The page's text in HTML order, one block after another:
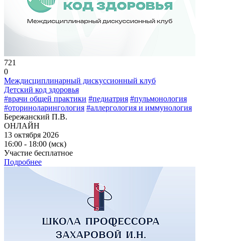
721
0
Междисциплинарный дискуссионный клуб
Детский код здоровья
#врачи общей практики #педиатрия #пульмонология
#оториноларингология #аллергология и иммунология
Бережанский П.В.
ОНЛАЙН
13 октября 2026
16:00 - 18:00 (мск)
Участие бесплатное
Подробнее